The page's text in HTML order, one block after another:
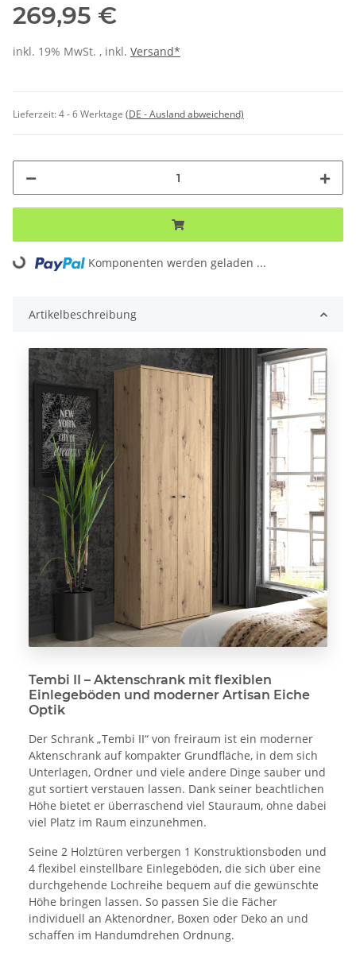
269,95 €
inkl. 19% MwSt. , inkl. Versand*
Lieferzeit:4 - 6 Werktage (DE - Ausland abweichend)
Loading... Komponenten werden geladen ...
Artikelbeschreibung
Tembi II – Aktenschrank mit flexiblen
Einlegeböden und moderner Artisan Eiche
Optik
Der Schrank „Tembi II“ von freiraum ist ein moderner
Aktenschrank auf kompakter Grundfläche, in dem sich
Unterlagen, Ordner und viele andere Dinge sauber und
gut sortiert verstauen lassen. Dank seiner beachtlichen
Höhe bietet er überraschend viel Stauraum, ohne dabei
viel Platz im Raum einzunehmen.
Seine 2 Holztüren verbergen 1 Konstruktionsboden und
4 flexibel einstellbare Einlegeböden, die sich über eine
durchgehende Lochreihe bequem auf die gewünschte
Höhe bringen lassen. So passen Sie die Fächer
individuell an Aktenordner, Boxen oder Deko an und
schaffen im Handumdrehen Ordnung.